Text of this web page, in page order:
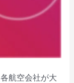
航空会社が大